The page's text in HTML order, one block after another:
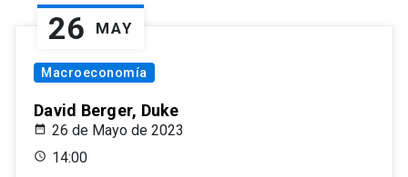
26 MAY
Macroeconomía
David Berger, Duke
26 de Mayo de 2023
14:00